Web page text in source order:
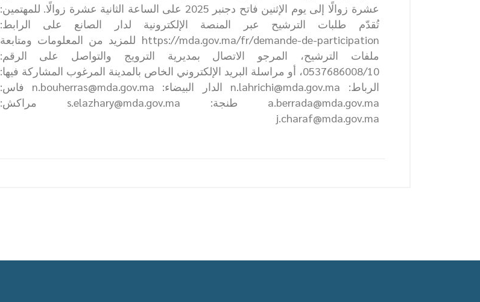
عشرة زوالًا إلى يوم الإثنين فاتح دجنبر 2025 على الساعة الثانية عشرة زوالًا. للمهتمين:
تُقدّم طلبات الترشيح عبر المنصة الإلكترونية لدار الصانع على الرابط:
https://mda.gov.ma/fr/demande-de-participation للمزيد من المعلومات ومتابعة
ملفات الترشيح، المرجو الاتصال بمديرية الترويج والتواصل على الرقم:
0537686008/10، أو مراسلة البريد الإلكتروني الخاص بالمدينة المرغوب المشاركة فيها:
الرباط: n.lahrichi@mda.gov.ma الدار البيضاء: n.bouherras@mda.gov.ma فاس:
a.berrada@mda.gov.ma طنجة: s.elazhary@mda.gov.ma مراكش:
j.charaf@mda.gov.ma